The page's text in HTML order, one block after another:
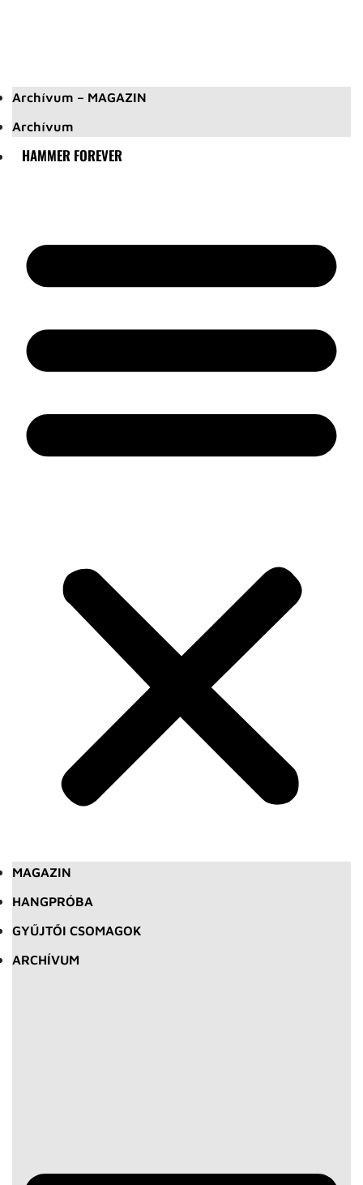
Archívum – MAGAZIN
Archívum
HAMMER FOREVER
MAGAZIN
HANGPRÓBA
GYŰJTŐI CSOMAGOK
ARCHÍVUM